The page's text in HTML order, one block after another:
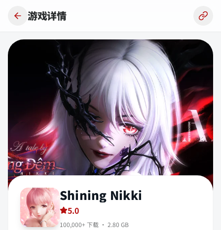
游戏详情
Shining Nikki
5.0
100,000+ 下载 · 2.80 GB